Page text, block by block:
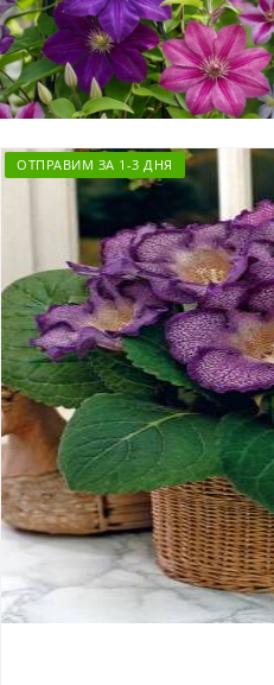
ОТПРАВИМ ЗА 1-3 ДНЯ